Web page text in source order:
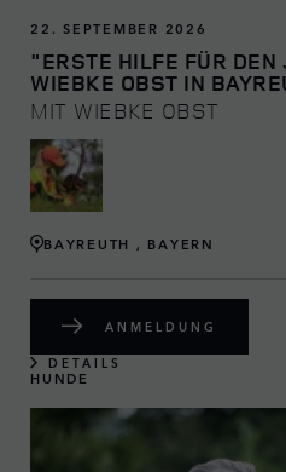
22. SEPTEMBER 2026
"ERSTE HILFE FÜR
WIEBKE OBST IN
MIT WIEBKE OBST
BAYREUTH , BAYERN
ANMELDUNG
DETAILS
HUNDE